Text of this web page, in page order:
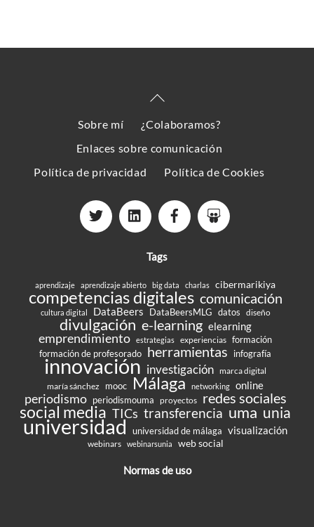
Back
Top
Sobre mí
¿Colaboramos?
Enlaces sobre comunicación
Política de privacidad
Política de Cookies
Tags
aprendizaje aprendizaje abierto big data charlas cibermarikiya
competencias digitales comunicación
cultura digital DataBeers DataBeersMLG datos diseño
divulgación e-learning elearning
emprendimiento estrategias experiencias formación
formación de profesorado herramientas infografía
innovación investigación marca digital
maría sánchez
mooc Málaga networking online
periodismo periodismouma proyectos redes sociales
social media TICs transferencia uma unia
universidad universidad de málaga visualización
webinars webinarsunia web social
Normas de uso